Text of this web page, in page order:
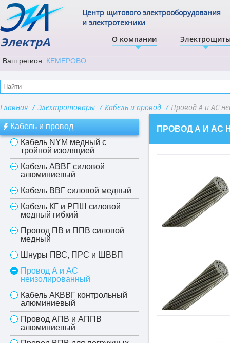
ЭлектрА О компании
Центр щитового электрооборудования
и электротехники
Ваш регион: КЕМЕРОВО
Главная / Электротовары / Кабель и провод / Провод А и АС
Кабель и провод
Кабель NYM медный с
тройной изоляцией
Кабель АВВГ силовой
алюминиевый
Кабель ВВГ силовой медный
Кабель КГ и РПШ силовой
медный гибкий
Провод ПВ и ППВ силовой
медный
Шнуры ПВС, ПРС и ШВВП
Провод А и АС
неизолированный
Кабель АКВВГ контрольный
алюминиевый
Провод АПВ и АППВ
алюминиевый
ПРОВОД А И АС